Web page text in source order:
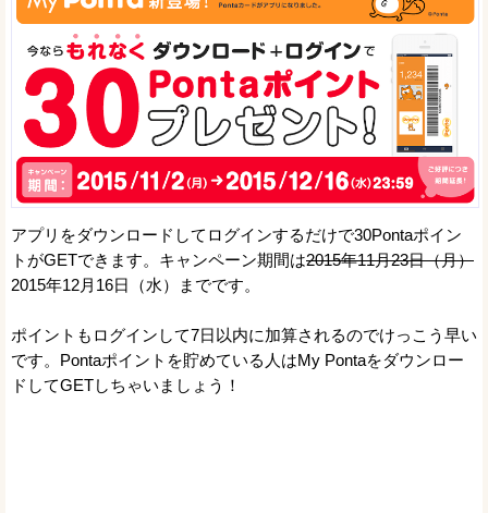
アプリをダウンロードしてログインするだけで30Pontaポイン
トがGETできます。キャンペーン期間は2015年11月23日（月）
2015年12月16日（水）までです。
ポイントもログインして7日以内に加算されるのでけっこう早い
です。Pontaポイントを貯めている人はMy Pontaをダウンロー
ドしてGETしちゃいましょう！